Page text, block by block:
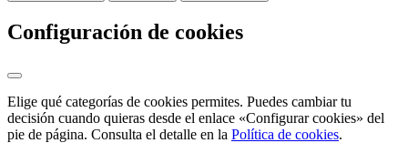
Configuración de cookies
Elige qué categorías de cookies permites. Puedes cambiar tu
decisión cuando quieras desde el enlace «Configurar cookies» del
pie de página. Consulta el detalle en la Política de cookies.